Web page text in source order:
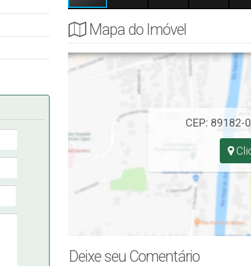
Mapa do Imóvel
CEP: 89182-
Deixe seu Comentário